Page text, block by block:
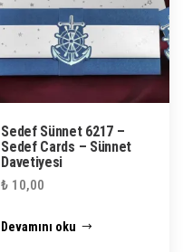
Sedef Sünnet 6217 –
Sedef Cards – Sünnet
Davetiyesi
₺ 10,00
Devamını oku